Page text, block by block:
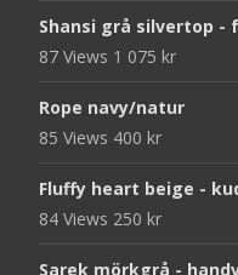
Shansi grå silvertop -
87 Views 1 075 kr
Rope navy/natur
85 Views 400 kr
Fluffy heart beige -
84 Views 250 kr
Sarek mörkgrå -